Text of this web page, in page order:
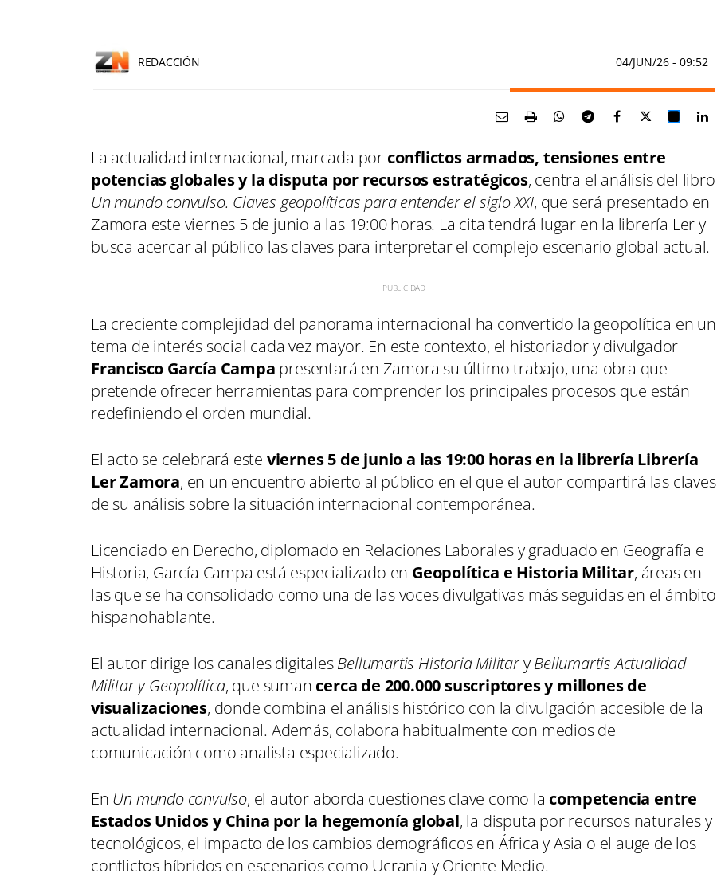
REDACCIÓN 04/JUN/26 - 09:52
La actualidad internacional, marcada por conflictos armados, tensiones entre
potencias globales y la disputa por recursos estratégicos, centra el análisis del libro
Un mundo convulso. Claves geopolíticas para entender el siglo XXI, que será presentado en
Zamora este viernes 5 de junio a las 19:00 horas. La cita tendrá lugar en la librería Ler y
busca acercar al público las claves para interpretar el complejo escenario global actual.
La creciente complejidad del panorama internacional ha convertido la geopolítica en un
tema de interés social cada vez mayor. En este contexto, el historiador y divulgador
Francisco García Campa presentará en Zamora su último trabajo, una obra que
pretende ofrecer herramientas para comprender los principales procesos que están
redefiniendo el orden mundial.
El acto se celebrará este viernes 5 de junio a las 19:00 horas en la librería Librería
Ler Zamora, en un encuentro abierto al público en el que el autor compartirá las claves
de su análisis sobre la situación internacional contemporánea.
Licenciado en Derecho, diplomado en Relaciones Laborales y graduado en Geografía e
Historia, García Campa está especializado en Geopolítica e Historia Militar, áreas en
las que se ha consolidado como una de las voces divulgativas más seguidas en el ámbito
hispanohablante.
El autor dirige los canales digitalesBellumartis Historia MilitaryBellumartis Actualidad
Militar y Geopolítica, que suman cerca de 200.000 suscriptores y millones de
visualizaciones, donde combina el análisis histórico con la divulgación accesible de la
actualidad internacional. Además, colabora habitualmente con medios de
comunicación como analista especializado.
En Un mundo convulso, el autor aborda cuestiones clave como la competencia entre
Estados Unidos y China por la hegemonía global, la disputa por recursos naturales y
tecnológicos, el impacto de los cambios demográficos en África y Asia o el auge de los
conflictos híbridos en escenarios como Ucrania y Oriente Medio.